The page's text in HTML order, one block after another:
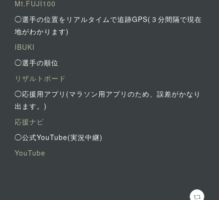
Mt.FUJI100
◯選手の位置をリアルタイムで追跡GPS(３分間隔で現在
地がわかります)
IBUKI
◯選手の順位
リザルトボード
◯応援用アプリ(マラソン用アプリのため、誤差がかなり
出ます。)
応援ナビ
◯公式YouTube(実況中継)
YouTube